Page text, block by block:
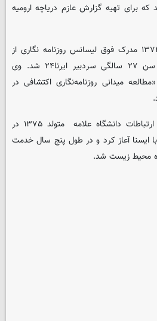
که برای تهیه گزارش عازم دریاچه ارومیه
ریحانه یاسینی، متولد سال ۱۳۷۲ مدرک فوق لیسانس روزنامه نگاری از
دانشگاه تهران داشت و در سن ۲۷ سالگی سردبیر ایرنا۲۴ شد. وی
میدانی روزنامه‌نگاری اکتشافی در
مهشاد کریمی دانش آموخته ارتباطات دانشگاه علامه متولد ۱۳۷۵ در
را با ایسنا آعاز کرد و در طول پنج سال خدمت
محیط زیست شد.